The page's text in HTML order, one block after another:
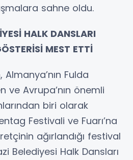
sahne oldu.
HALK DANSLARI
MEST ETTİ
Almanya’nın Fulda
ve Avrupa’nın önemli
biri olarak
Festivali ve Fuarı’na
ağırlandığı festival
Belediyesi Halk Dansları